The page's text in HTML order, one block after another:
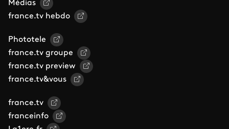
Médias
france.tv hebdo
Phototele
france.tv groupe
france.tv preview
france.tv&vous
france.tv
franceinfo